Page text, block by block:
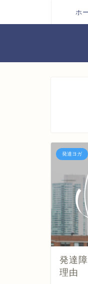
ホ
発達ヨガ
発達
理由